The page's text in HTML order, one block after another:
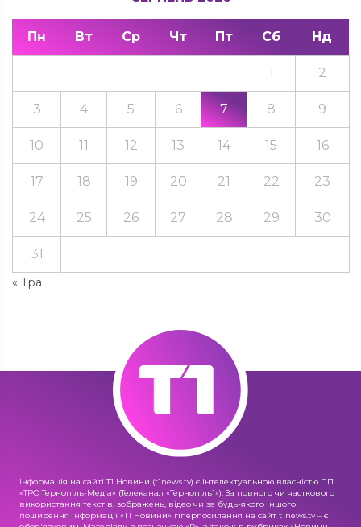
Пн Вт Ср Чт Пт Сб Нд
« Тра
1 2
3 4 5 6 7 8 9
10 11 12 13 14 15 16
17 18 19 20 21 22 23
24 25 26 27 28 29 30
31
Інформація на сайті Т1 Новини (t1news.tv) є інтелектуальною власністю ПП
«ТРО Тернопіль-Медіа» (Телеканал «Тернопіль1»). За повного чи часткового
використання текстів, зображень, відео чи за будь-якого іншого
поширення інформації «Т1 Новини» гіперпосилання на сайт t1news.tv – є